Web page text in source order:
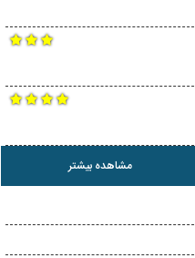
مشاهده بیشتر